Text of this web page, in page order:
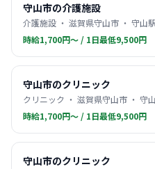
守山市の介護施設
介護施設 ・ 滋賀県守山市 ・ 守山駅
時給1,700円〜 / 1日最低9,500円
守山市のクリニック
クリニック ・ 滋賀県守山市 ・ 守
時給1,700円〜 / 1日最低9,500円
守山市のクリニック